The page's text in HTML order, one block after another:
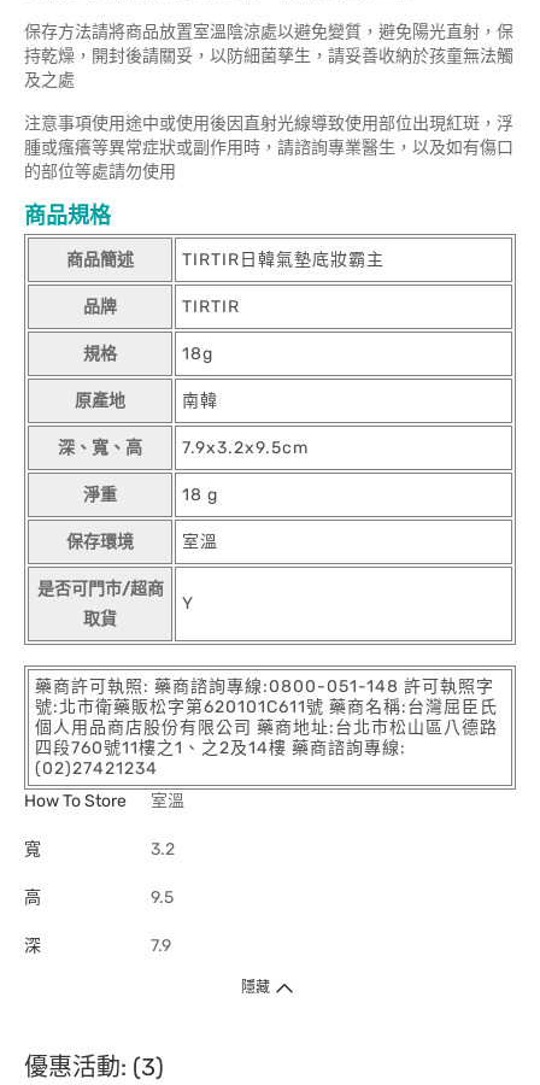
保存方法請將商品放置室溫陰涼處以避免變質，避免陽光直射，保
持乾燥，開封後請關妥，以防細菌孳生，請妥善收納於孩童無法觸
及之處
注意事項使用途中或使用後因直射光線導致使用部位出現紅斑，浮
腫或瘙癢等異常症狀或副作用時，請諮詢專業醫生，以及如有傷口
的部位等處請勿使用
商品規格
商品簡述 TIRTIR日韓氣墊底妝霸主
品牌 TIRTIR
規格 18g
原產地 南韓
深、寬、高 7.9x3.2x9.5cm
淨重 18 g
保存環境 室溫
是否可門市/超商
取貨
Y
藥商許可執照: 藥商諮詢專線:0800-051-148 許可執照字
號:北市衛藥販松字第620101C611號 藥商名稱:台灣屈臣氏
個人用品商店股份有限公司 藥商地址:台北市松山區八德路
四段760號11樓之1、之2及14樓 藥商諮詢專線:
(02)27421234
How To Store
室溫
寬 3.2
高 9.5
深 7.9
隱藏
優惠活動: (3)